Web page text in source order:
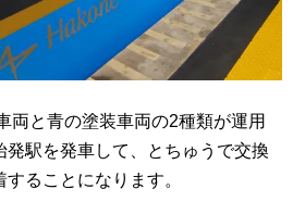
両と青の塗装車両の2種類が運用
発駅を発車して、とちゅうで交換
ることになります。